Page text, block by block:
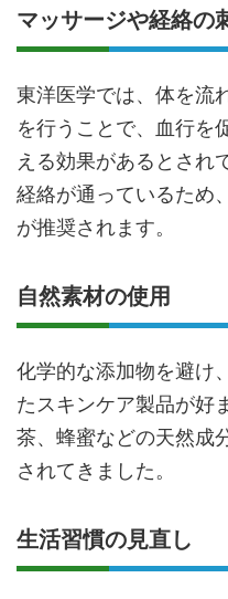
マッサージや経絡の
東洋医学では、体を流
を行うことで、血行を
える効果があるとされ
経絡が通っているため
が推奨されます。
自然素材の使用
化学的な添加物を避け
たスキンケア製品が好
茶、蜂蜜などの天然成
されてきました。
生活習慣の見直し